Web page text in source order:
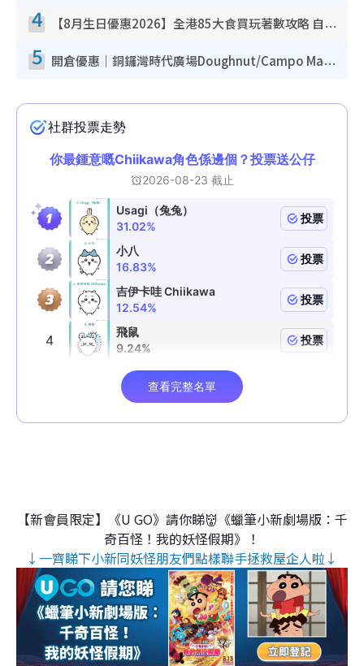
4 【8月生日優惠2026】全港85大食買玩著數攻略 自助餐/火鍋放題同行免費＋誠品/DONKI送現金券
5 開倉優惠｜銅鑼灣時代廣場Doughnut/Campo Marzio開倉低至1折！背囊、書包、手袋劈價$200起
【新會員限定】《U GO》請你睇👹《蠟筆小新劇場版：千
奇百怪！我的妖怪假期》！
↓一齊睇下小新同妖怪朋友們點樣聯手拯救屋企人啦↓